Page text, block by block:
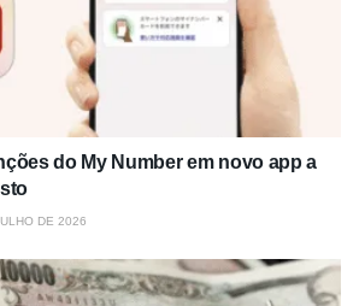
do My Number em novo app a
DE 2026